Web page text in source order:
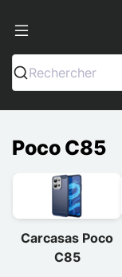
Rechercher
Poco C85
Carcasas Poco
C85